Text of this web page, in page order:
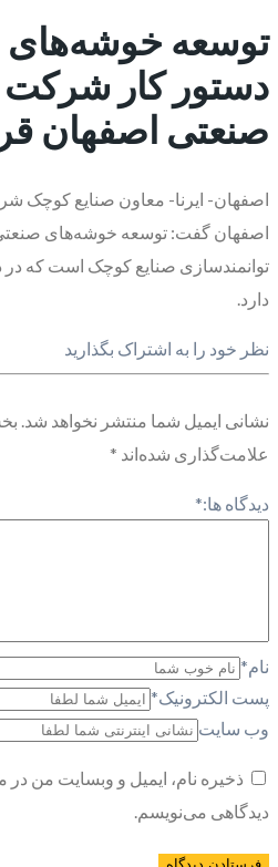
توسعه خوشه‌های
دستور کار
صنعتی اصفهان
اصفهان- ایرنا- معاون صنایع
اصفهان گفت: توسعه خوشه‌های
توانمندسازی صنایع کوچک است که در
دارد.
نظر خود را به اشتراک بگذارید
نشانی ایمیل شما منتشر نخواهد شد.
علامت‌گذاری شده‌اند *
دیدگاه ها:*
نام*
پست الکترونیک*
وب سایت
ذخیره نام، ایمیل و وبسایت من در
دیدگاهی می‌نویسم.